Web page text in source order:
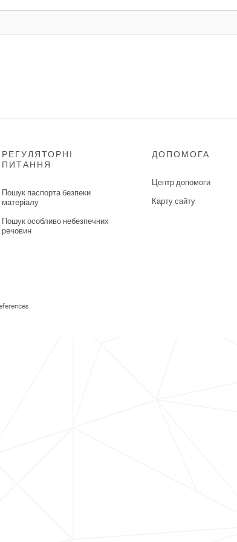
РЕГУЛЯТОРНІ
ПИТАННЯ
Пошук паспорта безпеки
матеріалу
Пошук особливо небезпечних
речовин
ДОПОМОГА
Центр допомоги
Карту сайту